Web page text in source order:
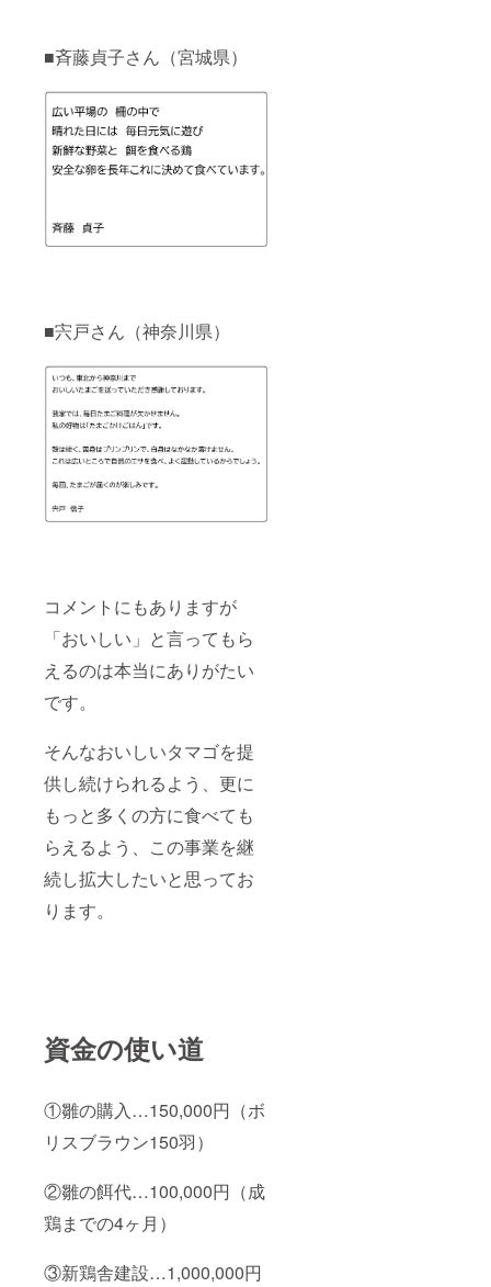
■斉藤貞子さん（宮城県）
■宍戸さん（神奈川県）
コメントにもありますが
「おいしい」と言ってもら
えるのは本当にありがたい
です。
そんなおいしいタマゴを提
供し続けられるよう、更に
もっと多くの方に食べても
らえるよう、この事業を継
続し拡大したいと思ってお
ります。
資金の使い道
①雛の購入…150,000円（ボ
リスブラウン150羽）
②雛の餌代…100,000円（成
鶏までの4ヶ月）
③新鶏舎建設…1,000,000円